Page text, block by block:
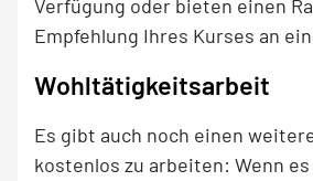
Verfügung oder bieten einen
Empfehlung Ihres Kurses an
Wohltätigkeitsarbeit
Es gibt auch noch einen
kostenlos zu arbeiten: Wenn